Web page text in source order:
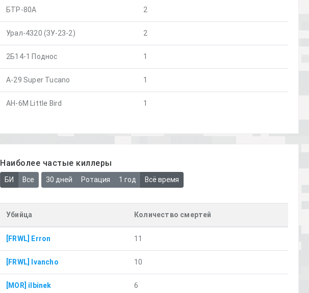
БТР-80А 2
Урал-4320 (ЗУ-23-2) 2
2Б14-1 Поднос 1
A-29 Super Tucano 1
AH-6M Little Bird 1
Наиболее частые киллеры
БИ Все 30 дней Ротация 1 год Всё время
Убийца Количество смертей
[FRWL] Erron 11
[FRWL] Ivancho 10
[MOR] ilbinek 6